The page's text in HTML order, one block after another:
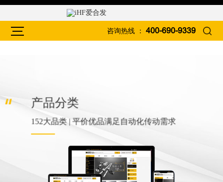
咨询热线 ： 400-690-9339
产品分类
152大品类 | 平价优品满足自动化传动需求